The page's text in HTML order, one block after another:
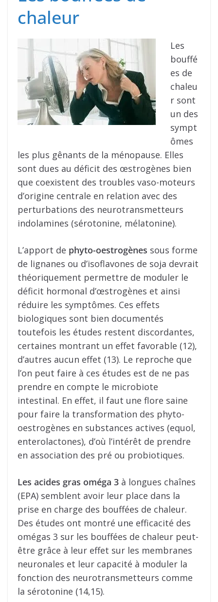
chaleur
Les
bouffé
es de
chaleu
r sont
un des
sympt
ômes
les plus gênants de la ménopause. Elles
sont dues au déficit des œstrogènes bien
que coexistent des troubles vaso-moteurs
d’origine centrale en relation avec des
perturbations des neurotransmetteurs
indolamines (sérotonine, mélatonine).
L’apport de phyto-oestrogènes sous forme
de lignanes ou d’isoflavones de soja devrait
théoriquement permettre de moduler le
déficit hormonal d’œstrogènes et ainsi
réduire les symptômes. Ces effets
biologiques sont bien documentés
toutefois les études restent discordantes,
certaines montrant un effet favorable (12),
d’autres aucun effet (13). Le reproche que
l’on peut faire à ces études est de ne pas
prendre en compte le microbiote
intestinal. En effet, il faut une flore saine
pour faire la transformation des phyto-
oestrogènes en substances actives (equol,
enterolactones), d’où l’intérêt de prendre
en association des pré ou probiotiques.
Les acides gras oméga 3 à longues chaînes
(EPA) semblent avoir leur place dans la
prise en charge des bouffées de chaleur.
Des études ont montré une efficacité des
omégas 3 sur les bouffées de chaleur peut-
être grâce à leur effet sur les membranes
neuronales et leur capacité à moduler la
fonction des neurotransmetteurs comme
la sérotonine (14,15).